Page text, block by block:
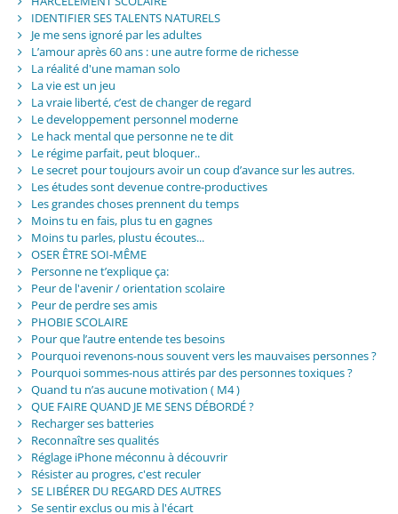
IDENTIFIER SES TALENTS NATURELS
Je me sens ignoré par les adultes
L’amour après 60 ans : une autre forme de richesse
La réalité d'une maman solo
La vie est un jeu
La vraie liberté, c’est de changer de regard
Le developpement personnel moderne
Le hack mental que personne ne te dit
Le régime parfait, peut bloquer..
Le secret pour toujours avoir un coup d’avance sur les autres.
Les études sont devenue contre-productives
Les grandes choses prennent du temps
Moins tu en fais, plus tu en gagnes
Moins tu parles, plustu écoutes...
OSER ÊTRE SOI-MÊME
Personne ne t’explique ça:
Peur de l'avenir / orientation scolaire
Peur de perdre ses amis
PHOBIE SCOLAIRE
Pour que l’autre entende tes besoins
Pourquoi revenons-nous souvent vers les mauvaises personnes ?
Pourquoi sommes-nous attirés par des personnes toxiques ?
Quand tu n’as aucune motivation ( M4 )
QUE FAIRE QUAND JE ME SENS DÉBORDÉ ?
Recharger ses batteries
Reconnaître ses qualités
Réglage iPhone méconnu à découvrir
Résister au progres, c'est reculer
SE LIBÉRER DU REGARD DES AUTRES
Se sentir exclus ou mis à l'écart